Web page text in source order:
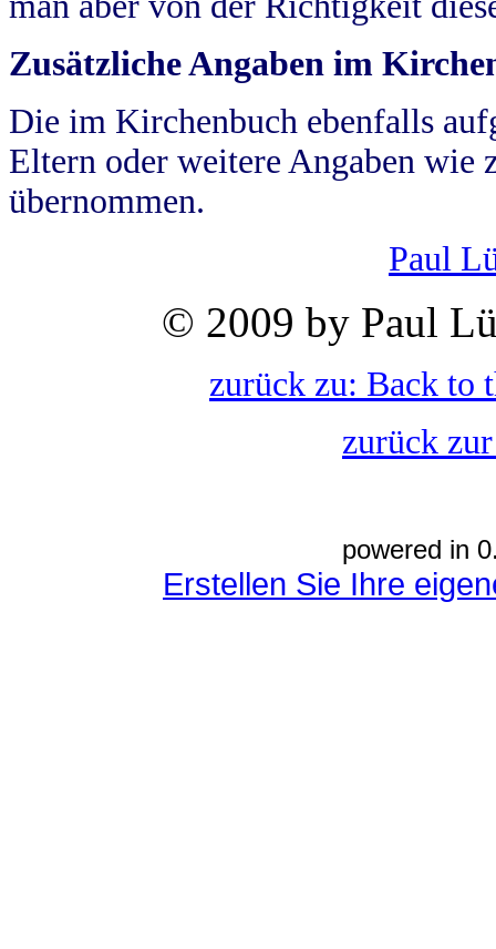
Zusätzliche Angaben im
Die im Kirchenbuch ebenfalls
Eltern oder weitere Angaben wie
übernommen.
Paul
© 2009 by Paul
zurück zu: Back to
zurück
powered in
Erstellen Sie Ihre